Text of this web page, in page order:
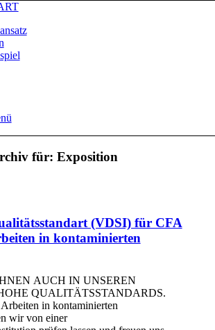
für: Exposition
(VDSI) für CFA
in kontaminierten
AUCH IN UNSEREN
QUALITÄTSSTANDARDS.
in kontaminierten
wir von einer